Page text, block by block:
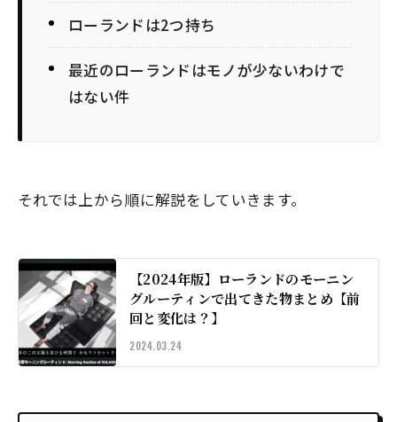
ローランドは2つ持ち
最近のローランドはモノが少ないわけで
はない件
それでは上から順に解説をしていきます。
【2024年版】ローランドのモーニン
グルーティンで出てきた物まとめ【前
回と変化は？】
2024.03.24